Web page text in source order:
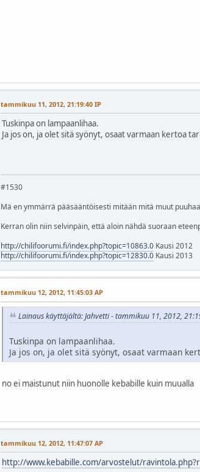
tammikuu 11, 2012, 21:19:40 IP
Tuskinpa on lampaanlihaa.
Ja jos on, ja olet sitä syönyt, osaat varmaan kertoa
#1530
Mä en ymmärrä pääsääntöisesti mitään mitä muut
Kerran olin niin selvinpäin, että aloin nähdä suoraan
http://chilifoorumi.fi/index.php?topic=10863.0 Kausi 2012
http://chilifoorumi.fi/index.php?topic=12830.0 Kausi 2013
tammikuu 12, 2012, 11:45:03 AP
Lainaus käyttäjältä: Jahvetti - tammikuu 11, 2012,
Tuskinpa on lampaanlihaa.
Ja jos on, ja olet sitä syönyt, osaat varmaan
no ei maistunut niin huonolle kebabille kuin muualla
tammikuu 12, 2012, 11:47:07 AP
http://www.kebabille.com/arvostelut/